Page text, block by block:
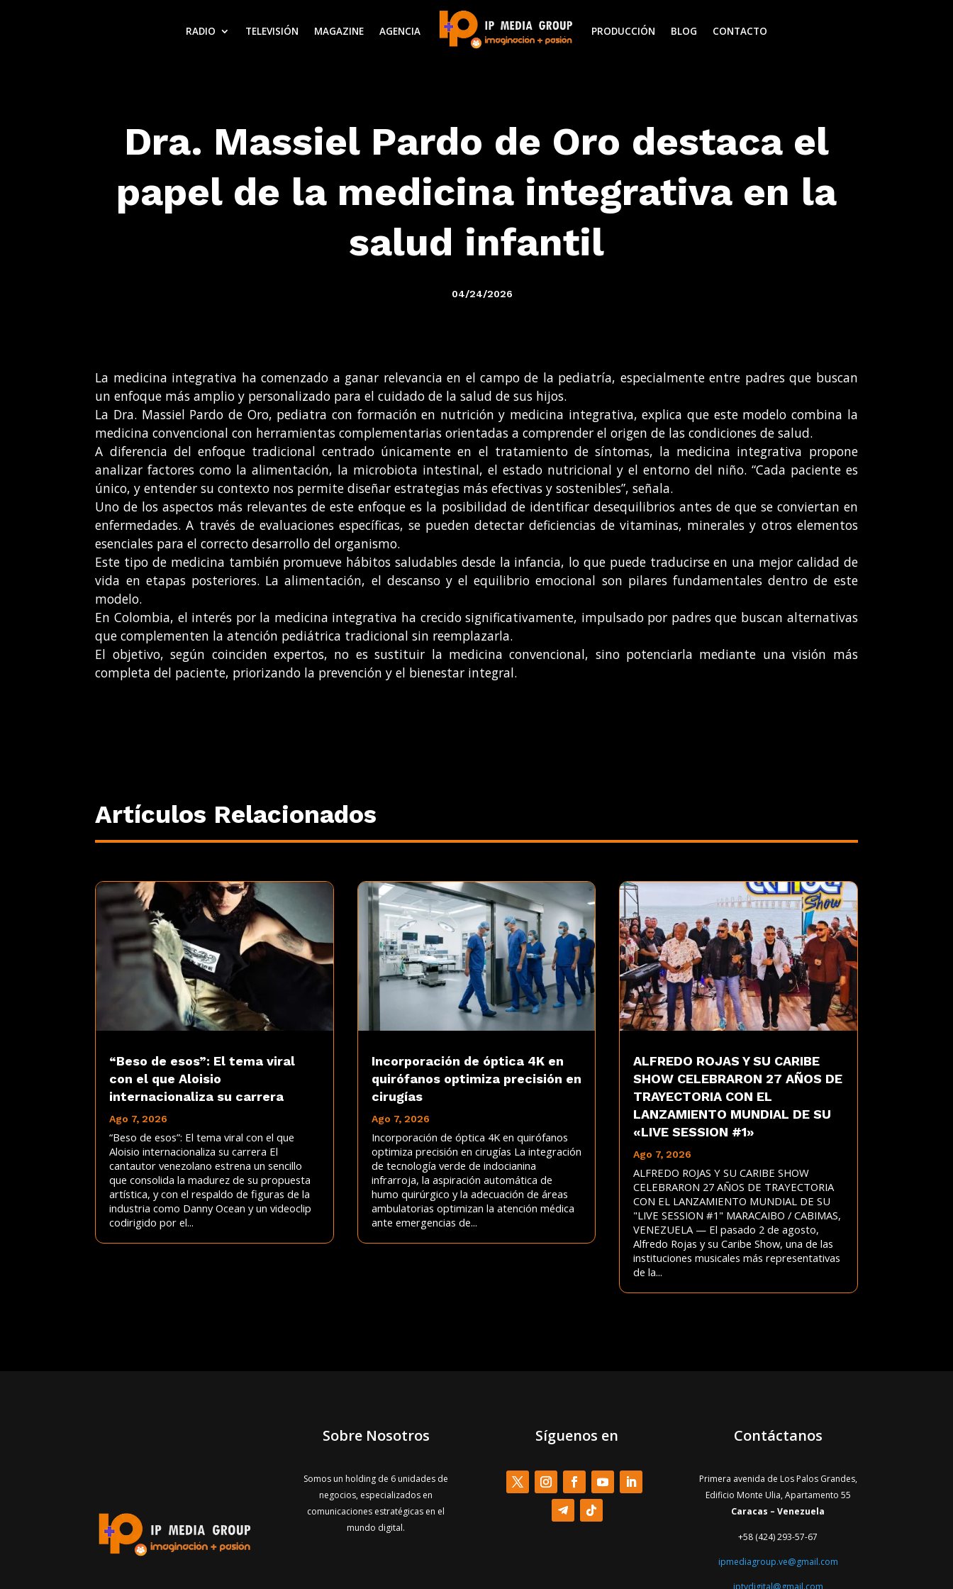
RADIO TELEVISIÓN MAGAZINE AGENCIA PRODUCCIÓN BLOG CONTACTO
Dra. Massiel Pardo de Oro destaca el
papel de la medicina integrativa en la
salud infantil
04/24/2026
La medicina integrativa ha comenzado a ganar relevancia en el campo de la pediatría, especialmente entre padres que buscan
un enfoque más amplio y personalizado para el cuidado de la salud de sus hijos.
La Dra. Massiel Pardo de Oro, pediatra con formación en nutrición y medicina integrativa, explica que este modelo combina la
medicina convencional con herramientas complementarias orientadas a comprender el origen de las condiciones de salud.
A diferencia del enfoque tradicional centrado únicamente en el tratamiento de síntomas, la medicina integrativa propone
analizar factores como la alimentación, la microbiota intestinal, el estado nutricional y el entorno del niño. “Cada paciente es
único, y entender su contexto nos permite diseñar estrategias más efectivas y sostenibles”, señala.
Uno de los aspectos más relevantes de este enfoque es la posibilidad de identificar desequilibrios antes de que se conviertan en
enfermedades. A través de evaluaciones específicas, se pueden detectar deficiencias de vitaminas, minerales y otros elementos
esenciales para el correcto desarrollo del organismo.
Este tipo de medicina también promueve hábitos saludables desde la infancia, lo que puede traducirse en una mejor calidad de
vida en etapas posteriores. La alimentación, el descanso y el equilibrio emocional son pilares fundamentales dentro de este
modelo.
En Colombia, el interés por la medicina integrativa ha crecido significativamente, impulsado por padres que buscan alternativas
que complementen la atención pediátrica tradicional sin reemplazarla.
El objetivo, según coinciden expertos, no es sustituir la medicina convencional, sino potenciarla mediante una visión más
completa del paciente, priorizando la prevención y el bienestar integral.
Artículos Relacionados
“Beso de esos”: El tema viral
con el que Aloisio
internacionaliza su carrera
Ago 7, 2026
“Beso de esos”: El tema viral con el que
Aloisio internacionaliza su carrera El
cantautor venezolano estrena un sencillo
que consolida la madurez de su propuesta
artística, y con el respaldo de figuras de la
industria como Danny Ocean y un videoclip
codirigido por el...
Incorporación de óptica 4K en
quirófanos optimiza precisión en
cirugías
Ago 7, 2026
Incorporación de óptica 4K en quirófanos
optimiza precisión en cirugías La integración
de tecnología verde de indocianina
infrarroja, la aspiración automática de
humo quirúrgico y la adecuación de áreas
ambulatorias optimizan la atención médica
ante emergencias de...
ALFREDO ROJAS Y SU CARIBE
SHOW CELEBRARON 27 AÑOS DE
TRAYECTORIA CON EL
LANZAMIENTO MUNDIAL DE SU
«LIVE SESSION #1»
Ago 7, 2026
ALFREDO ROJAS Y SU CARIBE SHOW
CELEBRARON 27 AÑOS DE TRAYECTORIA
CON EL LANZAMIENTO MUNDIAL DE SU
"LIVE SESSION #1" MARACAIBO / CABIMAS,
VENEZUELA — El pasado 2 de agosto,
Alfredo Rojas y su Caribe Show, una de las
instituciones musicales más representativas
de la...
Sobre Nosotros
Somos un holding de 6 unidades de
negocios, especializados en
comunicaciones estratégicas en el
mundo digital.
Síguenos en Contáctanos
Primera avenida de Los Palos Grandes,
Edificio Monte Ulia, Apartamento 55
Caracas – Venezuela
+58 (424) 293-57-67
ipmediagroup.ve@gmail.com
iptvdigital@gmail.com